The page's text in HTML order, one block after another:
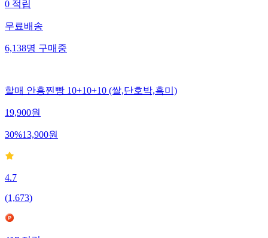
0적립
무료배송
6,138명구매중
할매 안흥찐빵 10+10+10 (쌀,단호박,흑미)
19,900원
30%13,900원
4.7
(1,673)